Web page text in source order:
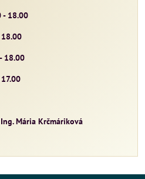
- 18.00
18.00
Mária Krčmáriková